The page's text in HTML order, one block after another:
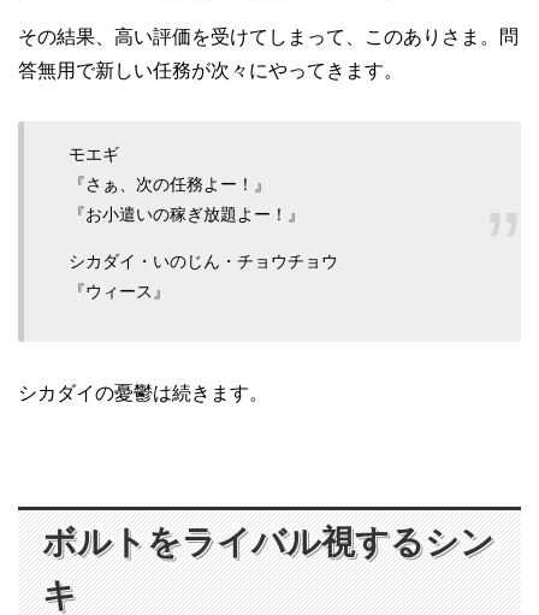
その結果、高い評価を受けてしまって、このありさま。問
答無用で新しい任務が次々にやってきます。
モエギ
『さぁ、次の任務よー！』
『お小遣いの稼ぎ放題よー！』
シカダイ・いのじん・チョウチョウ
『ウィース』
シカダイの憂鬱は続きます。
ボルトをライバル視するシン
キ